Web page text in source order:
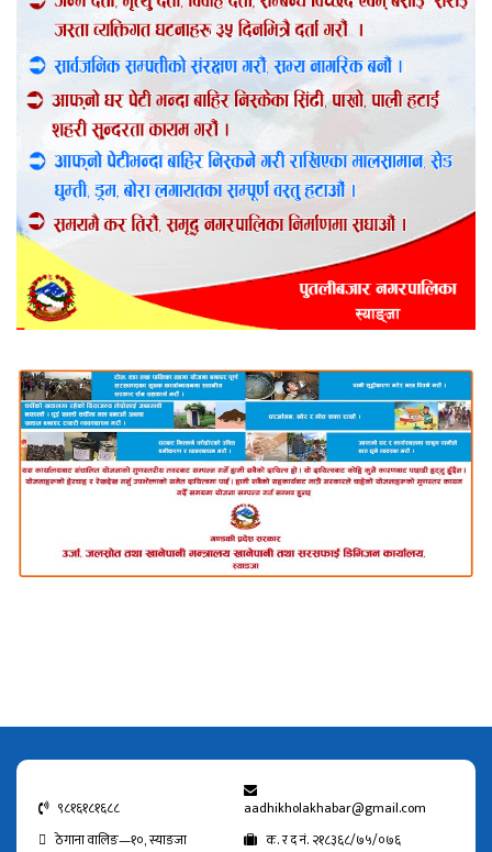
९८१६१८१६८८
aadhikholakhabar@gmail.com
ठेगाना वालिङ—१०, स्याङजा
क. र द नं. २१८३६८/७५/०७६